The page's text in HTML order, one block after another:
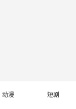
动漫 短剧